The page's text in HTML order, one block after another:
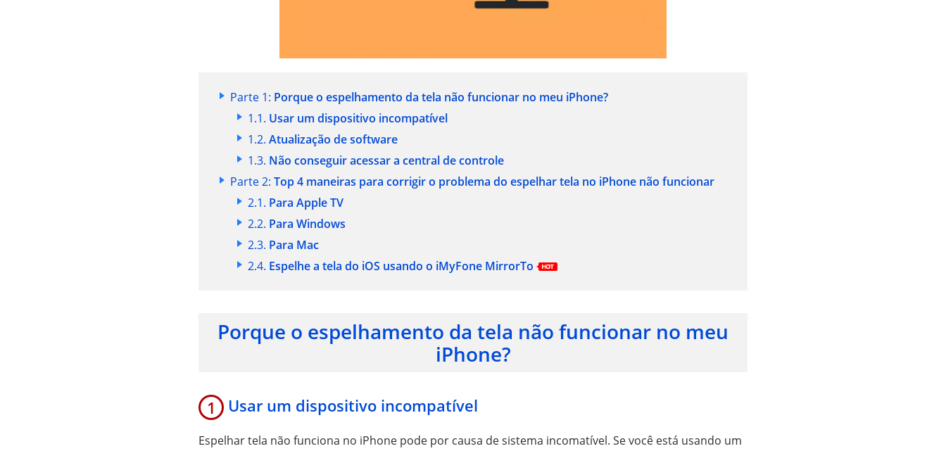
Parte 1: Porque o espelhamento da tela não funcionar no meu iPhone?
1.1. Usar um dispositivo incompatível
1.2. Atualização de software
1.3. Não conseguir acessar a central de controle
Parte 2: Top 4 maneiras para corrigir o problema do espelhar tela no iPhone não funcionar
2.1. Para Apple TV
2.2. Para Windows
2.3. Para Mac
2.4. Espelhe a tela do iOS usando o iMyFone MirrorTo
Porque o espelhamento da tela não funcionar no meu
iPhone?
1 Usar um dispositivo incompatível
Espelhar tela não funciona no iPhone pode por causa de sistema incomatível. Se você está usando um